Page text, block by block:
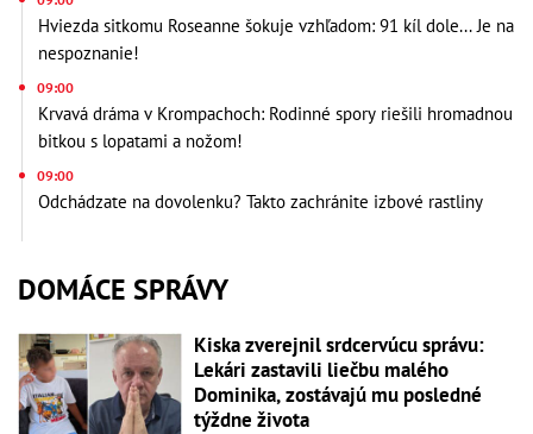
Hviezda sitkomu Roseanne šokuje vzhľadom: 91 kíl dole... Je na
nespoznanie!
09:00
Krvavá dráma v Krompachoch: Rodinné spory riešili hromadnou
bitkou s lopatami a nožom!
09:00
Odchádzate na dovolenku? Takto zachránite izbové rastliny
DOMÁCE SPRÁVY
Kiska zverejnil srdcervúcu správu:
Lekári zastavili liečbu malého
Dominika, zostávajú mu posledné
týždne života